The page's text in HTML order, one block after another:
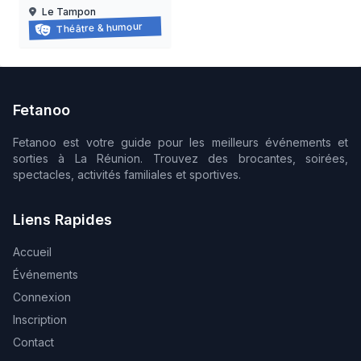
Kolzak – Sky is the limit
18/09/2026
Le Tampon
Théâtre & humour
Fetanoo
Fetanoo est votre guide pour les meilleurs événements et
sorties à La Réunion. Trouvez des brocantes, soirées,
spectacles, activités familiales et sportives.
Liens Rapides
Accueil
Événements
Connexion
Inscription
Contact